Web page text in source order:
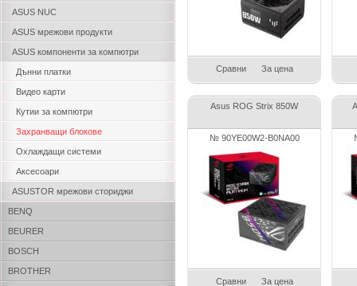
ASUS NUC
ASUS мрежови продукти
ASUS компоненти за компютри
Дънни платки
Видео карти
Кутии за компютри
Захранващи блокове
Охлаждащи системи
Аксесоари
ASUSTOR мрежови сториджи
BENQ
BEURER
BOSCH
BROTHER
Сравни За цена
Asus ROG Strix 850W
№ 90YE00W2-B0NA00
Сравни За цена